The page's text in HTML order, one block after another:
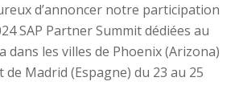
d’annoncer notre participation
SAP Partner Summit dédiées au
dans les villes de Phoenix (Arizona)
de Madrid (Espagne) du 23 au 25